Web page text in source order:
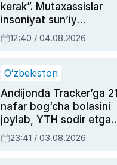
kerak”. Mutaxassislar
insoniyat sun’iy
intellektni boshqara
olmay qolishidan xavotir
12:40 / 04.08.2026
O‘zbekiston
Andijonda Tracker’ga 21
nafar bog‘cha bolasini
joylab, YTH sodir etgan
ayolga sud hukmi o‘qildi
23:41 / 03.08.2026